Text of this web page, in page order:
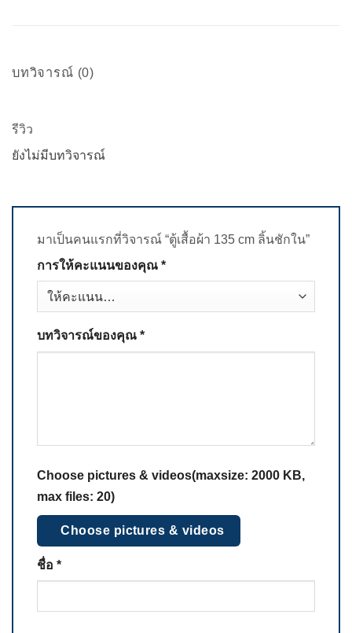
บทวิจารณ์ (0)
รีวิว
ยังไม่มีบทวิจารณ์
มาเป็นคนแรกที่วิจารณ์ “ตู้เสื้อผ้า 135 cm ลิ้นชักใน”
การให้คะแนนของคุณ *
บทวิจารณ์ของคุณ *
Choose pictures & videos(maxsize: 2000 KB,
max files: 20)
Choose pictures & videos
ชื่อ *